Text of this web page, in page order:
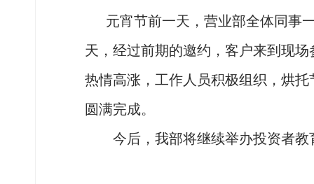
元宵节前一天，营业部全体同事
天，经过前期的邀约，客户来到现
热情高涨，工作人员积极组织，烘
圆满完成。
今后，我部将继续举办投资者教